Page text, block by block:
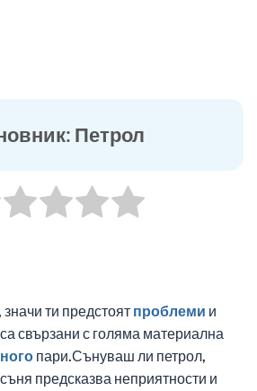
Петрол
ти предстоят проблеми и
свързани с голяма материална
пари.Сънуваш ли петрол,
предсказва неприятности и